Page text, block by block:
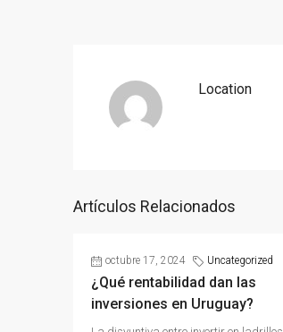
Location
Artículos Relacionados
octubre 17, 2024 Uncategorized
¿Qué rentabilidad dan las
inversiones en Uruguay?